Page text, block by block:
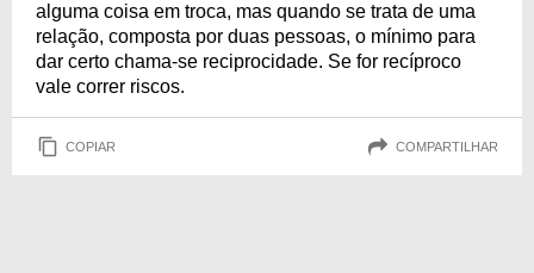
alguma coisa em troca, mas quando se trata de uma
relação, composta por duas pessoas, o mínimo para
dar certo chama-se reciprocidade. Se for recíproco
vale correr riscos.
COPIAR COMPARTILHAR